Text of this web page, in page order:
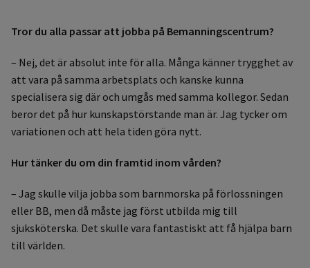
Tror du alla passar att jobba på Bemanningscentrum?
– Nej, det är absolut inte för alla. Många känner trygghet av
att vara på samma arbetsplats och kanske kunna
specialisera sig där och umgås med samma kollegor. Sedan
beror det på hur kunskapstörstande man är. Jag tycker om
variationen och att hela tiden göra nytt.
Hur tänker du om din framtid inom vården?
– Jag skulle vilja jobba som barnmorska på förlossningen
eller BB, men då måste jag först utbilda mig till
sjuksköterska. Det skulle vara fantastiskt att få hjälpa barn
till världen.